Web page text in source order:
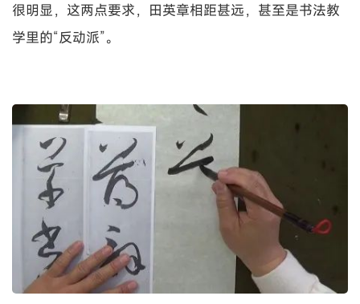
很明显，这两点要求，田英章相距甚远，甚至是书法教
学里的“反动派”。